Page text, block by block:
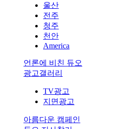
울산
전주
청주
천안
America
언론에 비친 듀오
광고갤러리
TV광고
지면광고
아름다운 캠페인